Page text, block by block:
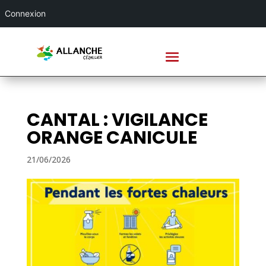
CANTAL : VIGILANCE
ORANGE CANICULE
21/06/2026
Connexion